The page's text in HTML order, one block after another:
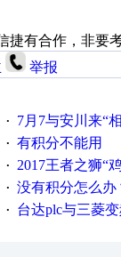
捷有合作，非要
举报
· 7月7与安川来“
· 有积分不能用
· 2017王者之狮“鸡”情签到
· 没有积分怎么办
· 台达plc与三菱